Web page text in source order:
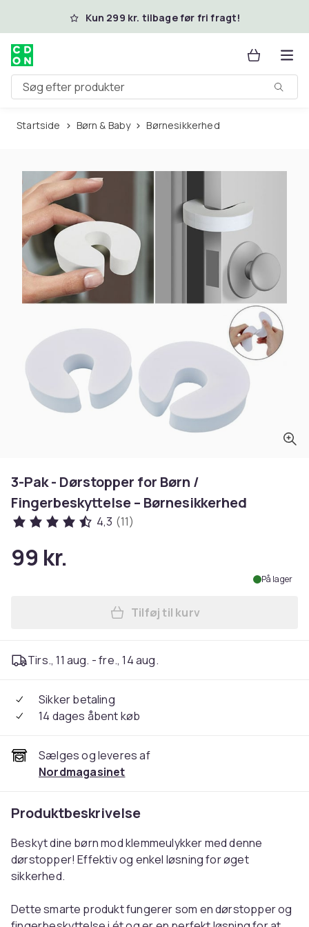
Spring til hovedindhold
Kun 299 kr. tilbage før fri fragt!
Søg efter produkter
Startside Børn & Baby Børnesikkerhed
3-Pak - Dørstopper for Børn /
Fingerbeskyttelse – Børnesikkerhed
4,3 (11)
99 kr.
På lager
Læg 3-Pak - Dørstopper
Tilføj til kurv
Tirs., 11 aug. - fre., 14 aug.
Sikker betaling
14 dages åbent køb
Sælges og leveres af
Nordmagasinet
Produktbeskrivelse
Beskyt dine børn mod klemmeulykker med denne
dørstopper! Effektiv og enkel løsning for øget
sikkerhed.
Dette smarte produkt fungerer som en dørstopper og